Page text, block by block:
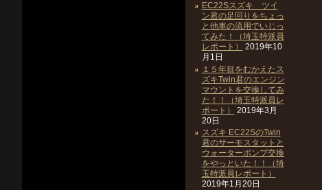
EC22Sスズキ ツイ
ン君の足回りをちょっ
と他車の流用でいじっ
てみた！（埼玉特派員
レポート）
2019年10
月1日
１５年目をむかえたス
ズキTwin君のエンジン
マウントを交換してみ
た！！（埼玉特派員レ
ポート）
2019年3月
20日
スズキ EC22SのTwin
君のサーモスタットと
ウォーターポンプ交換
をやっといた！！（埼
玉特派員レポート）
2019年1月20日